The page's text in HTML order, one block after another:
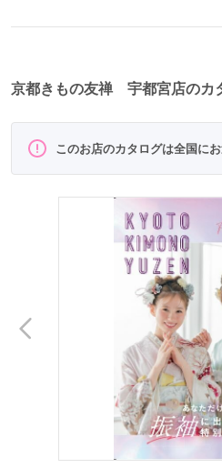
京都きもの友禅 宇都宮店のカ
このお店のカタログは全国に